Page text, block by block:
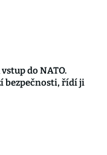
do NATO.
bezpečnosti, řídí ji